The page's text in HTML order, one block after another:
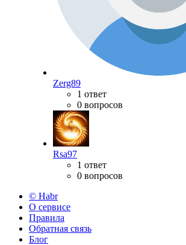
Zerg89
1 ответ
0 вопросов
Rsa97
1 ответ
0 вопросов
© Habr
О сервисе
Правила
Обратная связь
Блог